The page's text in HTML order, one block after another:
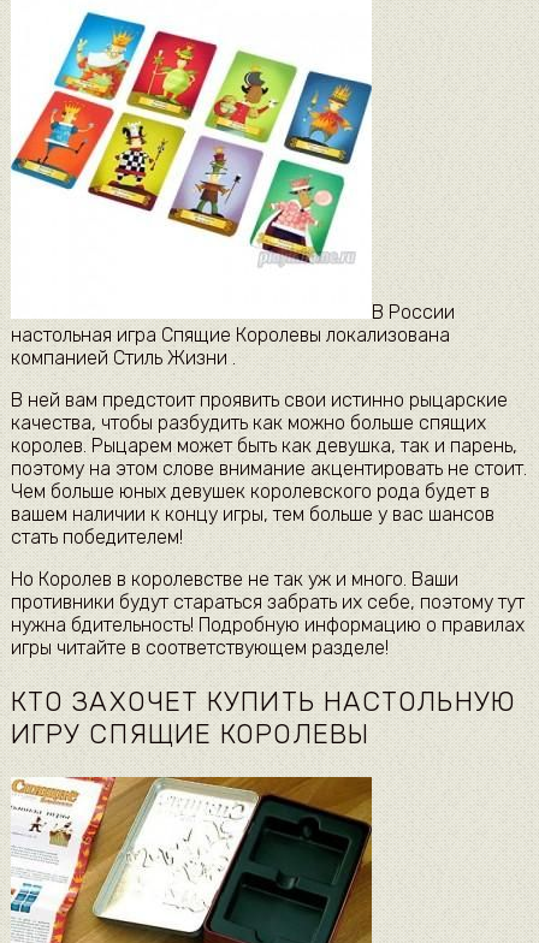
В России
настольная игра Спящие Королевы локализована
компанией Стиль Жизни .
В ней вам предстоит проявить свои истинно рыцарские
качества, чтобы разбудить как можно больше спящих
королев. Рыцарем может быть как девушка, так и парень,
поэтому на этом слове внимание акцентировать не стоит.
Чем больше юных девушек королевского рода будет в
вашем наличии к концу игры, тем больше у вас шансов
стать победителем!
Но Королев в королевстве не так уж и много. Ваши
противники будут стараться забрать их себе, поэтому тут
нужна бдительность! Подробную информацию о правилах
игры читайте в соответствующем разделе!
КТО ЗАХОЧЕТ КУПИТЬ НАСТОЛЬНУЮ
ИГРУ СПЯЩИЕ КОРОЛЕВЫ